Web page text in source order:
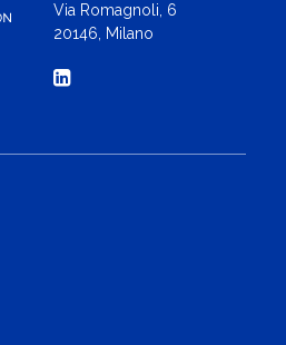
Via Romagnoli, 6
20146, Milano